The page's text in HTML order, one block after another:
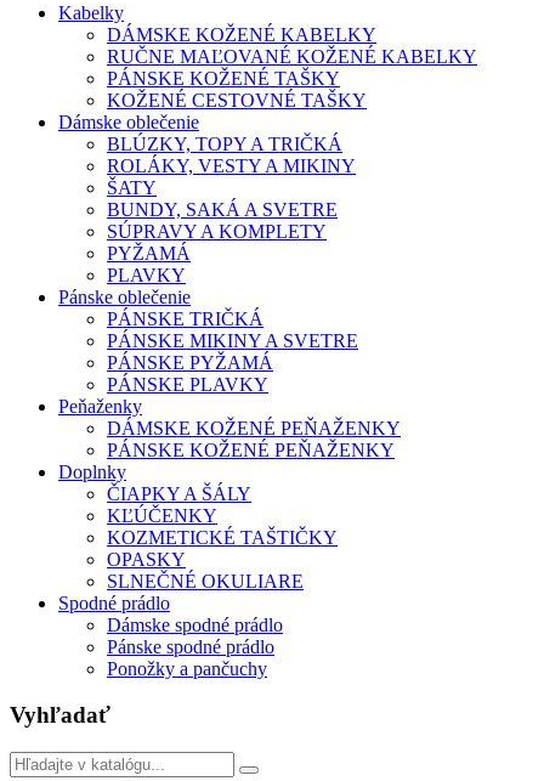
Kabelky
DÁMSKE KOŽENÉ KABELKY
RUČNE MAĽOVANÉ KOŽENÉ KABELKY
PÁNSKE KOŽENÉ TAŠKY
KOŽENÉ CESTOVNÉ TAŠKY
Dámske oblečenie
BLÚZKY, TOPY A TRIČKÁ
ROLÁKY, VESTY A MIKINY
ŠATY
BUNDY, SAKÁ A SVETRE
SÚPRAVY A KOMPLETY
PYŽAMÁ
PLAVKY
Pánske oblečenie
PÁNSKE TRIČKÁ
PÁNSKE MIKINY A SVETRE
PÁNSKE PYŽAMÁ
PÁNSKE PLAVKY
Peňaženky
DÁMSKE KOŽENÉ PEŇAŽENKY
PÁNSKE KOŽENÉ PEŇAŽENKY
Doplnky
ČIAPKY A ŠÁLY
KĽÚČENKY
KOZMETICKÉ TAŠTIČKY
OPASKY
SLNEČNÉ OKULIARE
Spodné prádlo
Dámske spodné prádlo
Pánske spodné prádlo
Ponožky a pančuchy
Vyhľadať